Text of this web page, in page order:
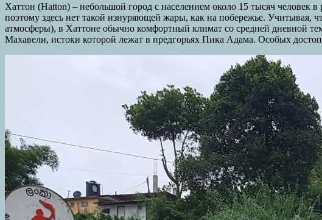
Хаттон (Hatton) – небольшой город с населением около 15 тысяч
поэтому здесь нет такой изнуряющей жары, как на побережье. Учитывая,
атмосферы), в Хаттоне обычно комфортный климат со средней дневной
Махавели, истоки которой лежат в предгорьях Пика Адама. Особых